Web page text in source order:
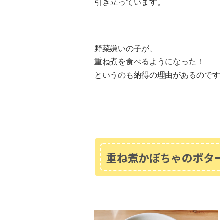
野菜嫌いの子が、
重ね煮を食べるようになった！
というのも納得の理由があるのです
重ね煮かぼちゃのポタ